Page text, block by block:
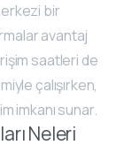
bir
avantaj
saatleri de
çalışırken,
imkanı sunar.
Neleri